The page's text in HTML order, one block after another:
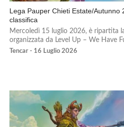
Lega Pauper Chieti Estate/Autunno
classifica
Mercoledì 15 luglio 2026, è ripartita
organizzata da Level Up – We Have
Tencar - 16 Luglio 2026